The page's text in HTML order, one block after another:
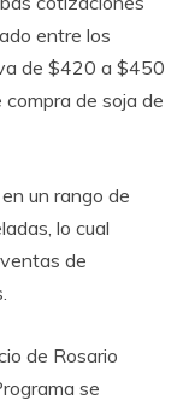
entre los
de $420 a $450
de soja de
un rango de
lo cual
de
de Rosario
se